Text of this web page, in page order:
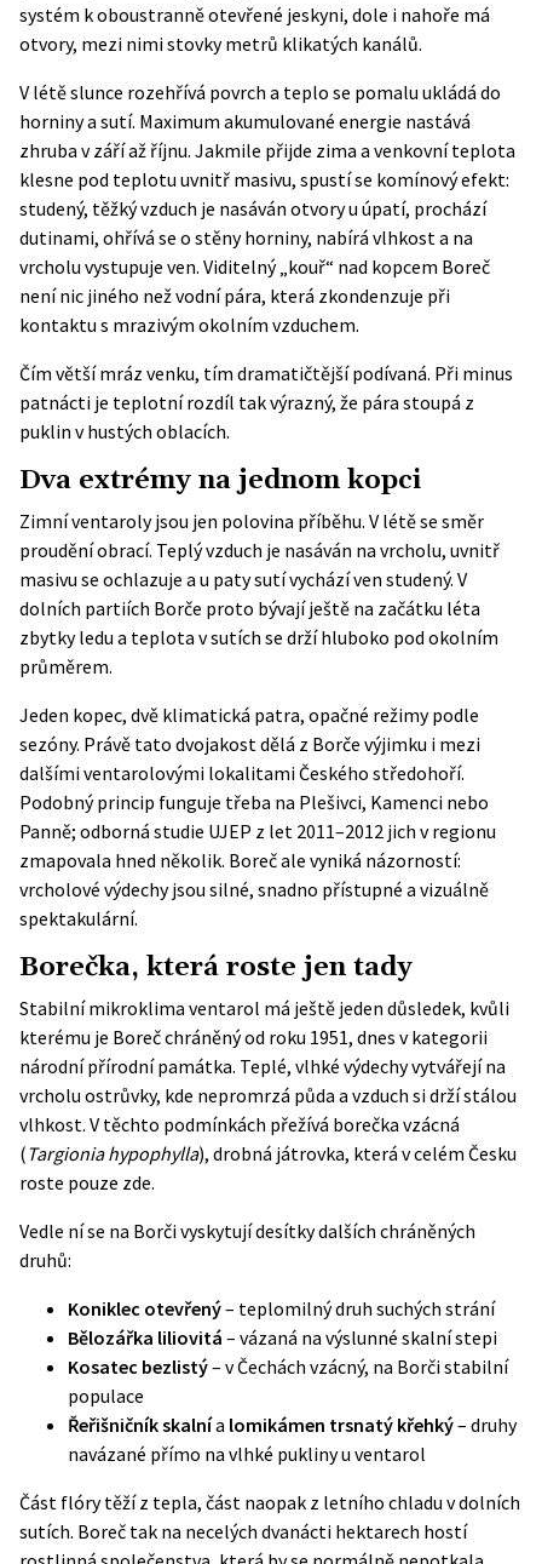
systém koboustranně otevřené jeskyni, dole i nahoře má
otvory, mezi nimi stovky metrů klikatých kanálů.
V létě slunce rozehřívá povrch a teplo se pomalu ukládá do
horniny a sutí. Maximum akumulované energie nastává
zhruba v září až říjnu. Jakmile přijde zima a venkovní teplota
klesne pod teplotu uvnitř masivu, spustí se komínový efekt:
studený, těžký vzduch je nasáván otvory u úpatí, prochází
dutinami, ohřívá se o stěny horniny, nabírá vlhkost a na
vrcholu vystupuje ven. Viditelný „kouř“ nad kopcem Boreč
není nic jiného než vodní pára, která zkondenzuje při
kontaktu s mrazivým okolním vzduchem.
Čím větší mráz venku, tím dramatičtější podívaná. Při minus
patnácti je teplotní rozdíl tak výrazný, že pára stoupá z
puklin v hustých oblacích.
Dva extrémy na jednom kopci
Zimní ventaroly jsou jen polovina příběhu. V létě se směr
proudění obrací. Teplý vzduch je nasáván na vrcholu, uvnitř
masivu se ochlazuje a u paty sutí vychází ven studený. V
dolních partiích Borče proto bývají ještě na začátku léta
zbytky ledu a teplota v sutích se drží hluboko pod okolním
průměrem.
Jeden kopec, dvě klimatická patra, opačné režimy podle
sezóny. Právě tato dvojakost dělá z Borče výjimku i mezi
dalšími ventarolovými lokalitami Českého středohoří.
Podobný princip funguje třeba na Plešivci, Kamenci nebo
Panně; odborná studie UJEP z let 2011–2012 jich v regionu
zmapovala hned několik. Boreč ale vyniká názorností:
vrcholové výdechy jsou silné, snadno přístupné a vizuálně
spektakulární.
Borečka, která roste jen tady
Stabilní mikroklima ventarol má ještě jeden důsledek, kvůli
kterému je Boreč chráněný od roku 1951, dnes v kategorii
národní přírodní památka. Teplé, vlhké výdechy vytvářejí na
vrcholu ostrůvky, kde nepromrzá půda a vzduch si drží stálou
vlhkost. V těchto podmínkách přežívá borečka vzácná
( Targionia hypophylla), drobná játrovka, která v celém Česku
roste pouze zde.
Vedle ní se na Borči vyskytují desítky dalších chráněných
druhů:
Koniklec otevřený– teplomilný druh suchých strání
Bělozářka liliovitá – vázaná na výslunné skalní stepi
Kosatec bezlistý– v Čechách vzácný, na Borči stabilní
populace
Řeřišničník skalnía lomikámen trsnatý křehký– druhy
navázané přímo na vlhké pukliny u ventarol
Část flóry těží z tepla, část naopak z letního chladu v dolních
sutích. Boreč tak na necelých dvanácti hektarech hostí